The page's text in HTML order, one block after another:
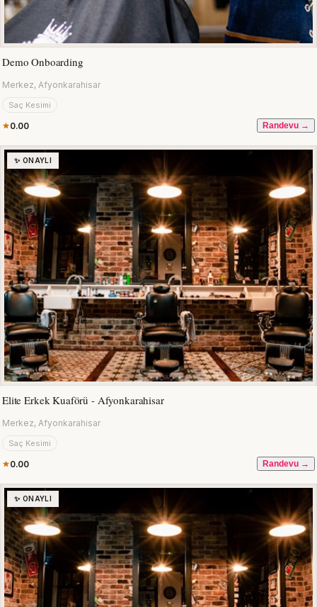
Demo Onboarding
Merkez, Afyonkarahisar
Saç Kesimi
0.00 Randevu →
✨ ONAYLI
Elite Erkek Kuaförü - Afyonkarahisar
Merkez, Afyonkarahisar
Saç Kesimi
0.00 Randevu →
✨ ONAYLI